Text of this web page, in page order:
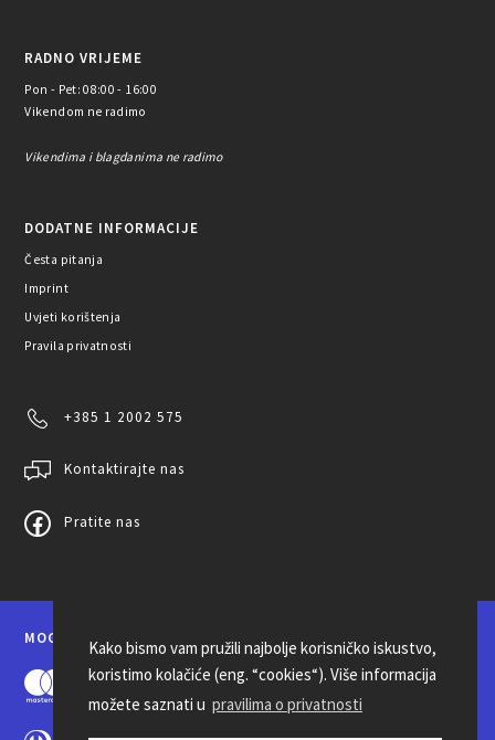
Kako bismo vam pružili najbolje korisničko iskustvo,
koristimo kolačiće (eng. “cookies“). Više informacija
možete saznati u pravilima o privatnosti
RADNO VRIJEME
Pon - Pet: 08:00 - 16:00
Vikendom ne radimo
Vikendima i blagdanima ne radimo
DODATNE INFORMACIJE
Česta pitanja
Imprint
Uvjeti korištenja
Pravila privatnosti
+385 1 2002 575
Kontaktirajte nas
Pratite nas
MOGUĆNOSTI PLAĆANJA